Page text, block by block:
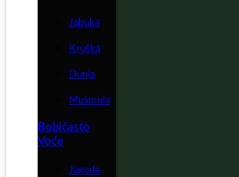
Jabuka
Kruška
Dunja
Mušmula
Bobičasto
Voće
Jagode